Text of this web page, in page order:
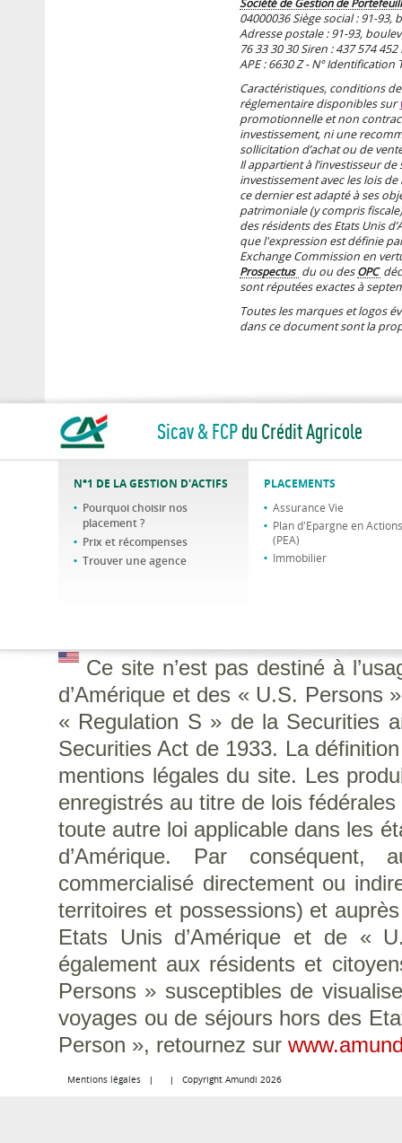
04000036 Siège social : 91-93,
Adresse postale : 91-93,
76 33 30 30 Siren : 437 574
APE : 6630 Z - N° Identification
Caractéristiques, conditions
réglementaire disponibles sur
promotionnelle et non
investissement, ni une
sollicitation d’achat ou de
Il appartient à l’investisseur
investissement avec les lois
ce dernier est adapté à ses
patrimoniale (y compris
des résidents des Etats Unis
que l'expression est définie
Exchange Commission en
Prospectus du ou desOPC
sont réputées exactes à
Toutes les marques et logos
dans ce document sont la
Sicav & FCPdu Crédit Agricole
N°1 DE LA GESTION D'ACTIFS
Pourquoi choisir nos
placement ?
Prix et récompenses
Trouver une agence
PLACEMENTS
Assurance Vie
Plan d'Epargne en Actions
(PEA)
Immobilier
Ce site n’est pas destiné à
d’Amérique et des « U.S. Persons
« Regulation S » de la Securities
Securities Act de 1933. La
mentions légales du site. Les
enregistrés au titre de lois
toute autre loi applicable dans les
d’Amérique. Par
commercialisé directement ou
territoires et possessions) et
Etats Unis d’Amérique et de «
également aux résidents et
Persons » susceptibles de
voyages ou de séjours hors des
Person », retournez sur
Mentions légales Copyright Amundi 2026